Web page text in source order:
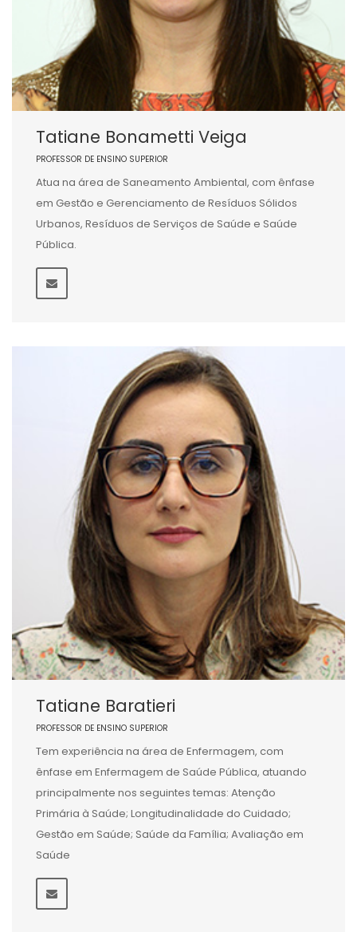
Tatiane Bonametti Veiga
PROFESSOR DE ENSINO SUPERIOR
Atua na área de Saneamento Ambiental, com ênfase
em Gestão e Gerenciamento de Resíduos Sólidos
Urbanos, Resíduos de Serviços de Saúde e Saúde
Pública.
Tatiane Baratieri
PROFESSOR DE ENSINO SUPERIOR
Tem experiência na área de Enfermagem, com
ênfase em Enfermagem de Saúde Pública, atuando
principalmente nos seguintes temas: Atenção
Primária à Saúde; Longitudinalidade do Cuidado;
Gestão em Saúde; Saúde da Família; Avaliação em
Saúde